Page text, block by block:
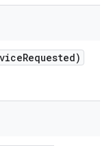
Requested)